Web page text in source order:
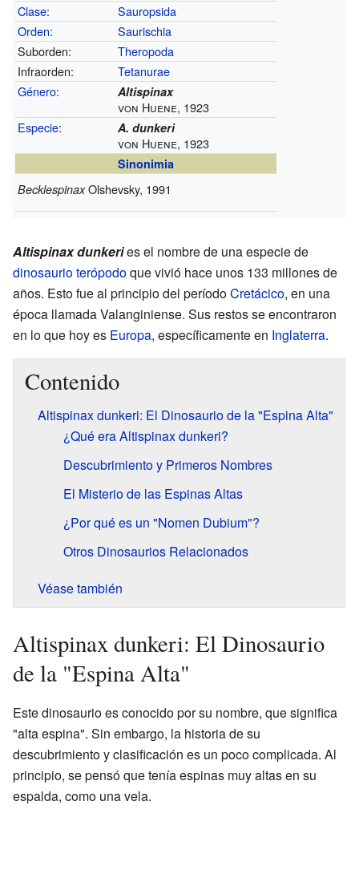
Clase:
Sauropsida
Orden:
Saurischia
Suborden:
Theropoda
Infraorden:
Tetanurae
Género: Altispinax
von Huene, 1923
Especie: A. dunkeri
von Huene, 1923
Sinonimia
Becklespinax Olshevsky, 1991
Altispinax dunkeries el nombre de una especie de
dinosaurioterópodoque vivió hace unos 133 millones de
años. Esto fue al principio del períodoCretácico, en una
época llamada Valanginiense. Sus restos se encontraron
en lo que hoy es Europa, específicamente en Inglaterra.
Contenido
Altispinax dunkeri: El Dinosaurio de la "Espina Alta"
¿Qué era Altispinax dunkeri?
Descubrimiento y Primeros Nombres
El Misterio de las Espinas Altas
¿Por qué es un "Nomen Dubium"?
Otros Dinosaurios Relacionados
Véase también
Altispinax dunkeri: El Dinosaurio
de la "Espina Alta"
Este dinosaurio es conocido por su nombre, que significa
"alta espina". Sin embargo, la historia de su
descubrimiento y clasificación es un poco complicada. Al
principio, se pensó que tenía espinas muy altas en su
espalda, como una vela.